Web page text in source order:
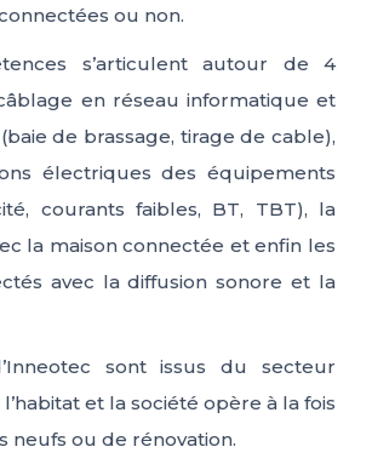
ou non.
s’articulent autour de 4
en réseau informatique et
de brassage, tirage de cable),
électriques des équipements
courants faibles, BT, TBT), la
la maison connectée et enfin les
avec la diffusion sonore et la
sont issus du secteur
et la société opère à la fois
neufs ou de rénovation.